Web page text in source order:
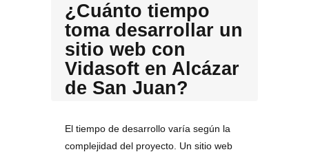
¿Cuánto tiempo
toma desarrollar un
sitio web con
Vidasoft en Alcázar
de San Juan?
El tiempo de desarrollo varía según la
complejidad del proyecto. Un sitio web